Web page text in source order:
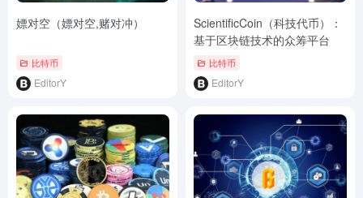
嫖对空（嫖对空,赌对冲）
比特币
EditorY
ScientificCoin（科技代币）：
基于区块链技术的众筹平台
比特币
EditorY